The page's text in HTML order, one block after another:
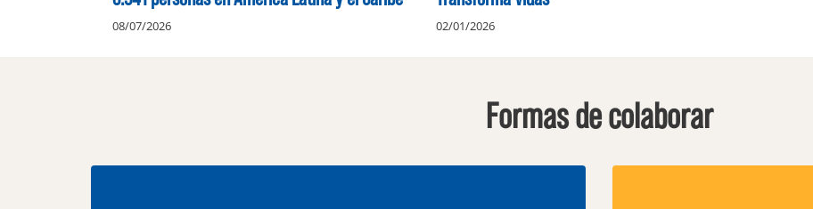
08/07/2026 02/01/2026
Formas de colaborar